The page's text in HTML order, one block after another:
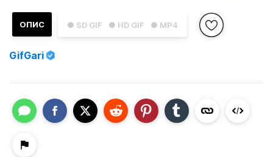
● SD GIF ● HD GIF ● MP4
ОПИС
GifGari